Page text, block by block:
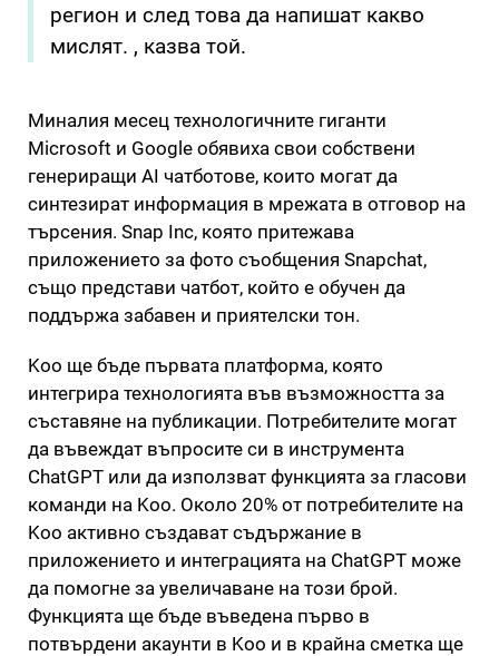
регион и след това да напишат какво
мислят. , казва той.
Миналия месец технологичните гиганти
Microsoft и Google обявиха свои собствени
генериращи AI чатботове, които могат да
синтезират информация в мрежата в отговор на
търсения. Snap Inc, която притежава
приложението за фото съобщения Snapchat,
също представи чатбот, който е обучен да
поддържа забавен и приятелски тон.
Koo ще бъде първата платформа, която
интегрира технологията във възможността за
съставяне на публикации. Потребителите могат
да въвеждат въпросите си в инструмента
ChatGPT или да използват функцията за гласови
команди на Koo. Около 20% от потребителите на
Koo активно създават съдържание в
приложението и интеграцията на ChatGPT може
да помогне за увеличаване на този брой.
Функцията ще бъде въведена първо в
потвърдени акаунти в Koo и в крайна сметка ще